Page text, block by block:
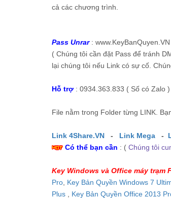
cả các chương trình.
Pass Unrar:
( Chúng tôi cần đặt Pass để tránh
lại chúng tôi nếu Link có sự cố.
Hỗ trợ : 0934.363.833 ( Số có Zalo
File nằm trong Folder từng LINK.
Link 4Share.VN - Link Mega -
Có thể bạn cần : ( Chúng tôi
Key Windows và Office máy trạm
Pro Key Bản Quyền Windows 7
Plus
Key Bản Quyền Office 2013